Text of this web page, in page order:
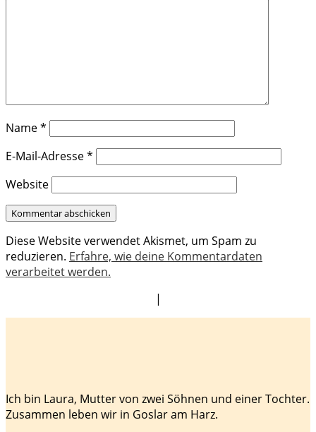
Name*
E-Mail-Adresse*
Website
Diese Website verwendet Akismet, um Spam zu
reduzieren. Erfahre, wie deine Kommentardaten
verarbeitet werden.
|
Ich bin Laura, Mutter von zwei Söhnen und einer Tochter.
Zusammen leben wir in Goslar am Harz.